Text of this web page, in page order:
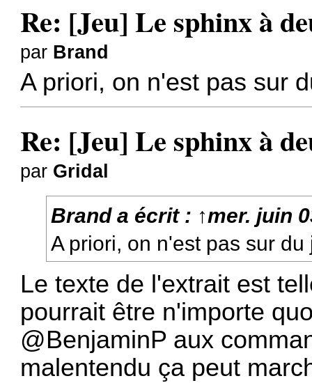
Re: [Jeu] Le sphinx à
par Brand
A priori, on n'est pas sur
Re: [Jeu] Le sphinx à
par Gridal
Branda écrit : ↑mer. juin
A priori, on n'est pas sur
Le texte de l'extrait est
pourrait être n'importe
@BenjaminP aux
malentendu ça peut